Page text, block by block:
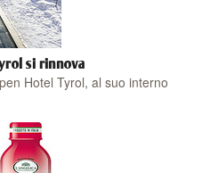
si rinnova
Hotel Tyrol, al suo interno